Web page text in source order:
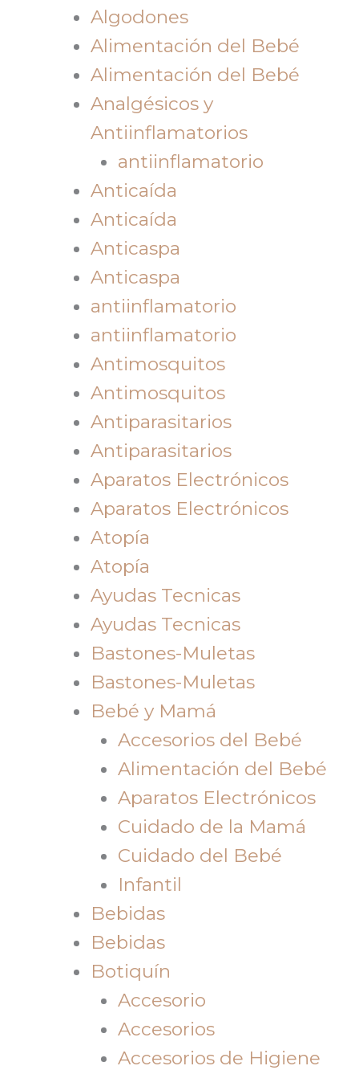
Algodones
Alimentación del Bebé
Alimentación del Bebé
Analgésicos y
Antiinflamatorios
antiinflamatorio
Anticaída
Anticaída
Anticaspa
Anticaspa
antiinflamatorio
antiinflamatorio
Antimosquitos
Antimosquitos
Antiparasitarios
Antiparasitarios
Aparatos Electrónicos
Aparatos Electrónicos
Atopía
Atopía
Ayudas Tecnicas
Ayudas Tecnicas
Bastones-Muletas
Bastones-Muletas
Bebé y Mamá
Accesorios del Bebé
Alimentación del Bebé
Aparatos Electrónicos
Cuidado de la Mamá
Cuidado del Bebé
Infantil
Bebidas
Bebidas
Botiquín
Accesorio
Accesorios
Accesorios de Higiene